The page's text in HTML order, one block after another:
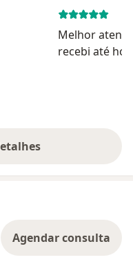
Melhor
recebi até
a experiência
Agendar consulta